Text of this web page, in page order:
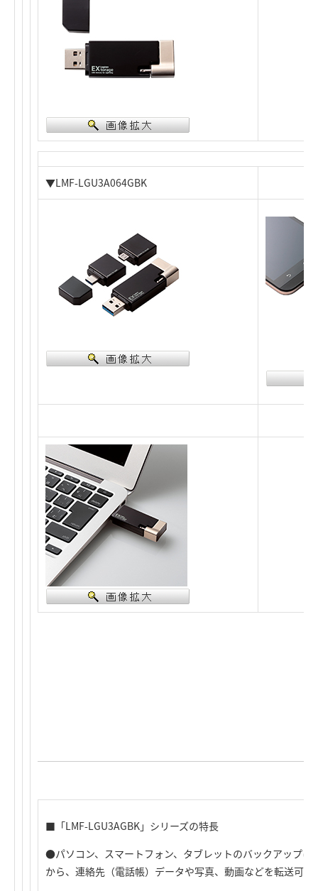
▼LMF-LGU3A064GBK
■「LMF-LGU3AGBK」シリーズの特長
●パソコン、スマートフォン、タブレットのバックアップに
から、連絡先（電話帳）データや写真、動画などを転送可能